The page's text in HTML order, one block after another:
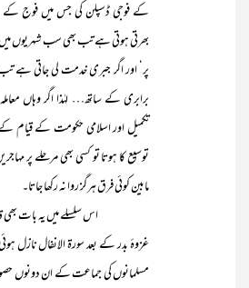
کے فوجی ڈسپلن کی جس میں فوج کے
بھرتی ہوتی ہے تب بھی سب شہریوں
پر‘ اور اگر جبری خدمت لی جاتی
برابری کے ساتھ… لہٰذا اگر وہاں
تکمیل اور اسلامی حکومت کے قیام
توسیع کا ہوتا تو کسی بھی مرحلے پر
مابین کوئی فرق ہرگز روا نہ رکھا جاتا۔
اس سلسلے میں یہ بات بھی
غزوۂ بدر کے بعد سورۃ الانفال نازل
مسلمانوں کی جماعت کے ان دونوں